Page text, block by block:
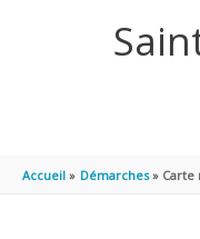
Accueil Démarches Carte